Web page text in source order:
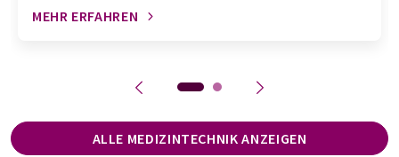
MEHR ERFAHREN
ALLE MEDIZINTECHNIK ANZEIGEN